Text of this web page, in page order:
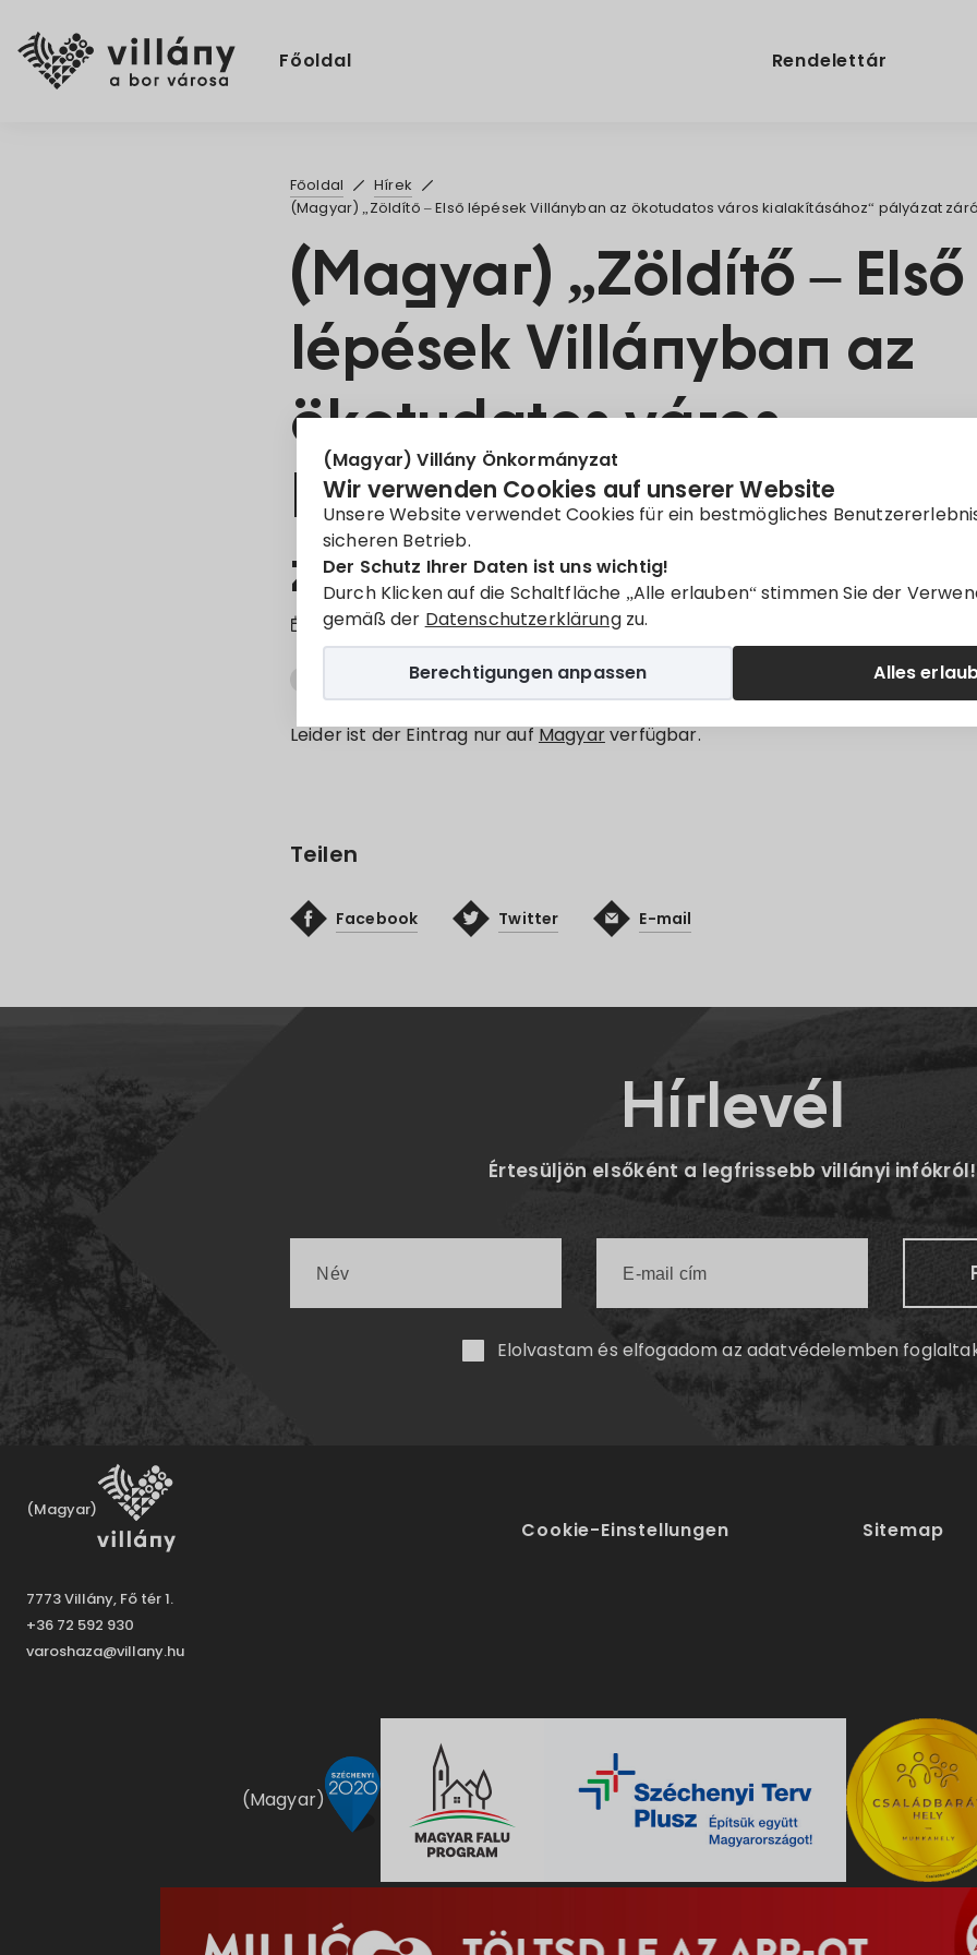
(Magyar) Villány Önkormányzat
Wir verwenden Cookies auf unserer Website
Unsere Website verwendet Cookies für ein bestmögliches
sicheren Betrieb.
Der Schutz Ihrer Daten ist uns wichtig!
Durch Klicken auf die Schaltfläche „Alle erlauben“ stimmen Sie der
gemäß der Datenschutzerklärungzu.
Alles
Berechtigungen anpassen
Főoldal Rendelettár
Főoldal
Hírek
(Magyar) „Zöldítő – Első lépések Villányban az ökotudatos város kialakításához“ pályázat
(Magyar) „Zöldítő – Első
lépések Villányban az
ökotudatos város
kialakításához“
záróesemény meghívó
24. Okt. 2022
Környezetvédelem Meghívó Ökováros
Leider ist der Eintrag nur aufMagyarverfügbar.
Teilen
Facebook Twitter E-mail
Hírlevél
Értesüljön elsőként a legfrissebb villányi infókról!
Elolvastam és elfogadom azadatvédelemben
(Magyar)
7773 Villány, Fő tér 1.
+36 72 592 930
varoshaza@villany.hu
Cookie-Einstellungen Sitemap
(Magyar)